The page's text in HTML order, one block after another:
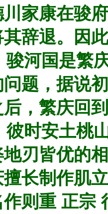
川家康在骏
其辞退。因
河国是繁
问题，据说
后，繁庆回
时安土桃
地刃皆优的
擅长制作肌
作则重 正宗